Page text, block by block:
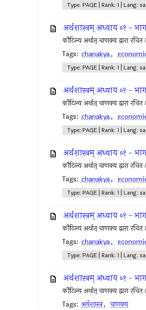
Type: PAGE | Rank: 1 | Lang: sa
अर्थशास्त्रम् अध्याय ०१ -
कौटिल्य अर्थात् चाणक्य द्वारा रचित
Tags: chanakya,
Type: PAGE | Rank: 1 | Lang: sa
अर्थशास्त्रम् अध्याय ०१ -
कौटिल्य अर्थात् चाणक्य द्वारा रचित
Tags: chanakya,
Type: PAGE | Rank: 1 | Lang: sa
अर्थशास्त्रम् अध्याय ०१ -
कौटिल्य अर्थात् चाणक्य द्वारा रचित
Tags: chanakya,
Type: PAGE | Rank: 1 | Lang: sa
अर्थशास्त्रम् अध्याय ०१ -
कौटिल्य अर्थात् चाणक्य द्वारा रचित
Tags: chanakya,
Type: PAGE | Rank: 1 | Lang: sa
अर्थशास्त्रम् अध्याय ०१ -
कौटिल्य अर्थात् चाणक्य द्वारा रचित
Tags: अर्थशास्त्र, चाणक्य